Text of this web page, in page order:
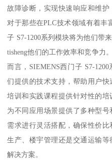
故障诊断，实现快速响应和维护
对于那些在PLC技术领域有着丰
子 S7-1200系列模块将为他们带
tisheng他们的工作效率和竞争力
而言，SIEMENS西门子 S7-
们提供的技术支持，帮助用户
培训和实践课程提供针对性的
为不同应用场景提供了多种型
需求进行灵活搭配，确保性价
生产、楼宇管理还是交通运输
解决方案。